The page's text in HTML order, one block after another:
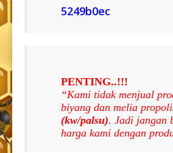
5249b0ec
PENTING..!!!
“Kami tidak menjual
biyang dan melia
(kw/palsu). Jadi jangan
harga kami dengan